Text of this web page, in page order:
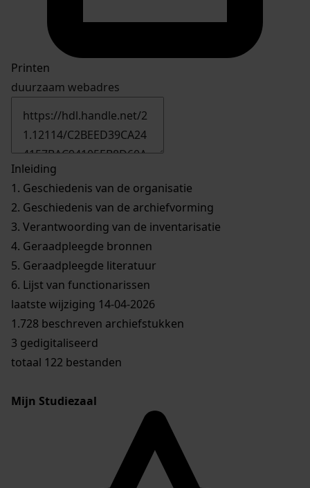
Printen
duurzaam webadres
Inleiding
1. Geschiedenis van de organisatie
2. Geschiedenis van de archiefvorming
3. Verantwoording van de inventarisatie
4. Geraadpleegde bronnen
5. Geraadpleegde literatuur
6. Lijst van functionarissen
laatste wijziging 14-04-2026
1.728 beschreven archiefstukken
3 gedigitaliseerd
totaal 122 bestanden
Mijn Studiezaal